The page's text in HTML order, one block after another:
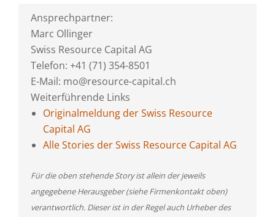
Ansprechpartner:
Marc Ollinger
Swiss Resource Capital AG
Telefon: +41 (71) 354-8501
E-Mail: mo@resource-capital.ch
Weiterführende Links
Originalmeldung der Swiss Resource
Capital AG
Alle Stories der Swiss Resource Capital AG
Für die oben stehende Story ist allein der jeweils
angegebene Herausgeber (siehe Firmenkontakt oben)
verantwortlich. Dieser ist in der Regel auch Urheber des